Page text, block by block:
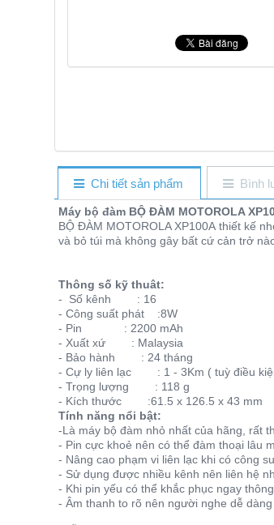
Chi tiết sản phẩm Bình
Máy bộ đàm BỘ ĐÀM MOTOROLA
BỘ ĐÀM MOTOROLA XP100A thiết kế
và bỏ túi mà không gây bất cứ cản trở
Thông số kỹ thuât:
- Số kênh : 16
- Công suất phát :8W
- Pin : 2200 mAh
- Xuất xứ : Malaysia
- Bảo hành : 24 tháng
- Cự ly liên lạc : 1 - 3Km ( tuỳ điều
- Trọng lượng : 118 g
- Kích thước :61.5 x 126.5 x 43 mm
Tính năng nổi bật:
-Là máy bộ đàm nhỏ nhất của hãng, rất
- Pin cực khoẻ nên có thể đàm thoại lâu
- Nâng cao phạm vi liên lạc khi có công
- Sử dụng được nhiều kênh nên liên hệ
- Khi pin yếu có thể khắc phục ngay
- Âm thanh to rõ nên người nghe dễ